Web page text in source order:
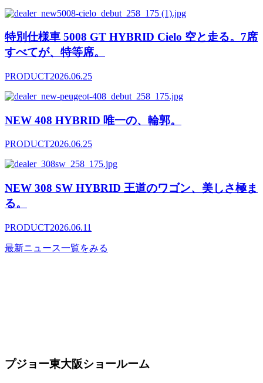
特別仕様車 5008 GT HYBRID Cielo 空と走る。7席
すべてが、特等席。
PRODUCT2026.06.25
NEW 408 HYBRID 唯一の、輪郭。
PRODUCT2026.06.25
NEW 308 SW HYBRID 王道のワゴン、美しさ極ま
る。
PRODUCT2026.06.11
最新ニュース一覧をみる
プジョー東大阪ショールーム